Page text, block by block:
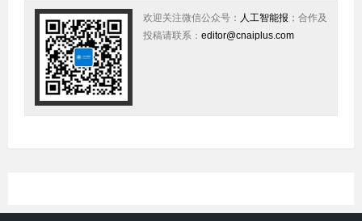
欢迎关注微信公众号： 人工智能报 ；合作及
投稿请联系： editor@cnaiplus.com